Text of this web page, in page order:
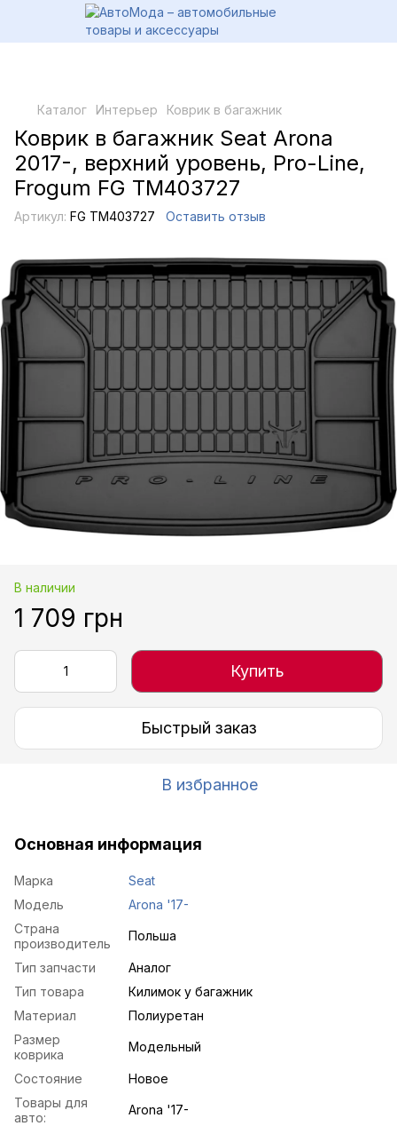
Каталог Интерьер Коврик в багажник
Коврик в багажник Seat Arona
2017-, верхний уровень, Pro-Line,
Frogum FG TM403727
Артикул: FG TM403727 Оставить отзыв
В наличии
1 709 грн
Купить
Быстрый заказ
В избранное
Основная информация
Марка
Seat
Модель
Arona '17-
Страна
производитель
Польша
Тип запчасти
Аналог
Тип товара
Килимок у багажник
Материал
Полиуретан
Размер
коврика
Модельный
Состояние
Новое
Товары для
авто:
Arona '17-